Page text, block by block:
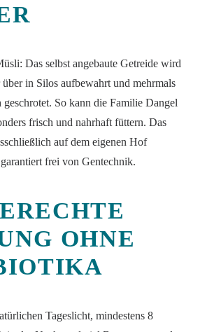
Das selbst angebaute Getreide wird
über in Silos aufbewahrt und mehrmals
So kann die Familie Dangel
frisch und nahrhaft füttern. Das
auf dem eigenen Hof
frei von Gentechnik.
OHNE
Tageslicht, mindestens 8